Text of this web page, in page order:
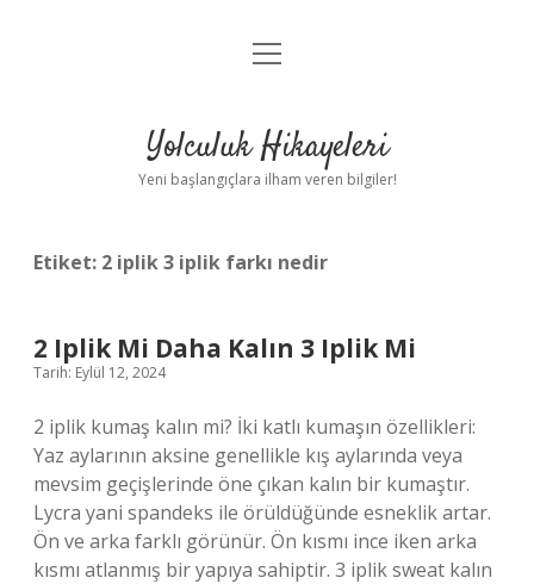
Anasayfa
Yasal Uyarı
menüyü
Yolculuk Hikayeleri
Yeni başlangıçlara ilham veren bilgiler!
Etiket: 2 iplik 3 iplik farkı nedir
2 Iplik Mi Daha Kalın 3 Iplik Mi
Tarih: Eylül 12, 2024
2 iplik kumaş kalın mi? İki katlı kumaşın özellikleri:
Yaz aylarının aksine genellikle kış aylarında veya
mevsim geçişlerinde öne çıkan kalın bir kumaştır.
Lycra yani spandeks ile örüldüğünde esneklik artar.
Ön ve arka farklı görünür. Ön kısmı ince iken arka
kısmı atlanmış bir yapıya sahiptir. 3 iplik sweat kalın